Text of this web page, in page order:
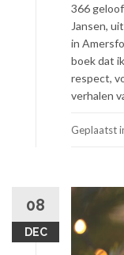
366
Jansen,
in
boek dat
respect,
verhalen
Geplaatst
08
DEC